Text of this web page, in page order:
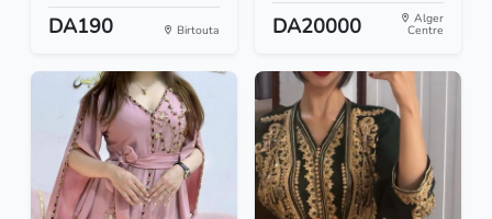
DA190 Birtouta DA20000 Alger
Centre